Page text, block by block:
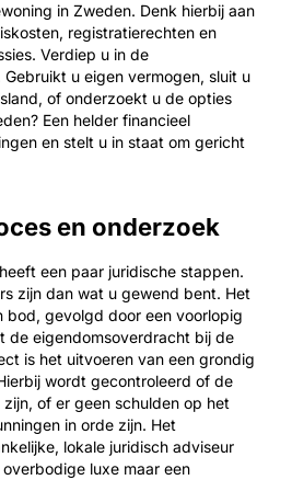
in Zweden. Denk hierbij aan
registratierechten en
Verdiep u in de
u eigen vermogen, sluit u
of onderzoekt u de opties
Een helder financieel
en stelt u in staat om gericht
en onderzoek
heeft een paar juridische stappen.
zijn dan wat u gewend bent. Het
bod, gevolgd door een voorlopig
de eigendomsoverdracht bij de
is het uitvoeren van een grondig
wordt gecontroleerd of de
of er geen schulden op het
in orde zijn. Het
lokale juridisch adviseur
luxe maar een